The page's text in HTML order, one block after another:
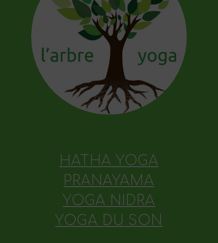
HATHA YOGA
PRANAYAMA
YOGA NIDRA
YOGA DU SON